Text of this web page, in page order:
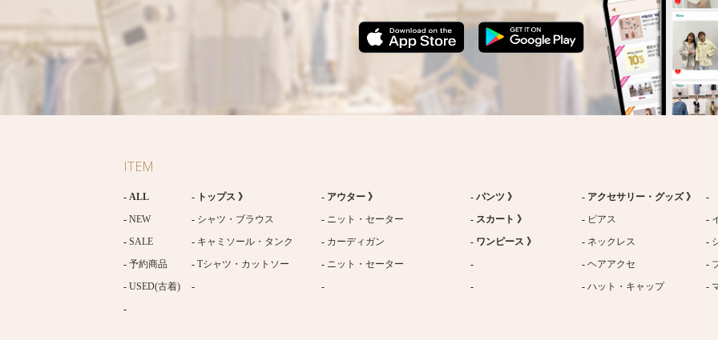
ITEM
ALL トップス 》 アウター 》 パンツ 》
アクセサリー・グッズ 》
NEW
シャツ・ブラウス ニット・セーター スカート 》 ピアス
SALE
キャミソール・タンク カーディガン ワンピース 》 ネックレス
予約商品
Tシャツ・カットソー ニット・セーター ヘアアクセ
USED(古着)
ハット・キャップ